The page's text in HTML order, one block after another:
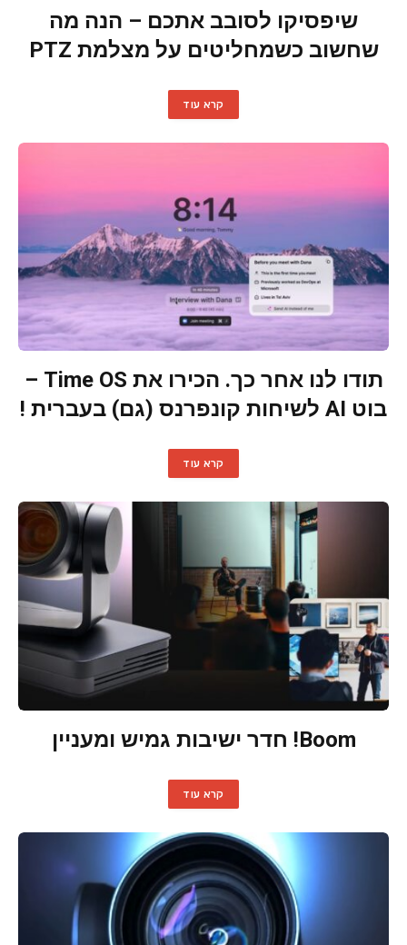
שיפסיקו לסובב אתכם – הנה מה
שחשוב כשמחליטים על מצלמת PTZ
קרא עוד
תודו לנו אחר כך. הכירו את Time OS –
בוט AI לשיחות קונפרנס (גם) בעברית !
קרא עוד
Boom! חדר ישיבות גמיש ומעניין
קרא עוד